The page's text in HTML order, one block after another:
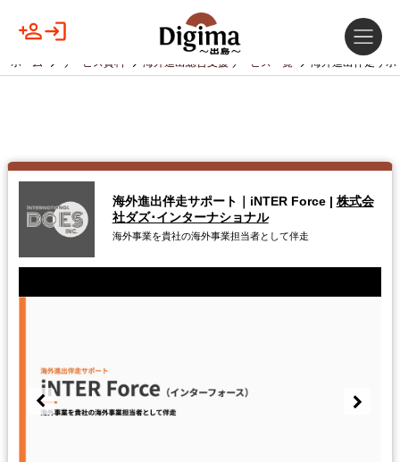
ホーム サービス資料 海外進出総合支援サービス一覧 海外進出伴走サ
海外進出伴走サポート｜iNTER Force | 株式会
社ダズ･インターナショナル
海外事業を貴社の海外事業担当者として伴走